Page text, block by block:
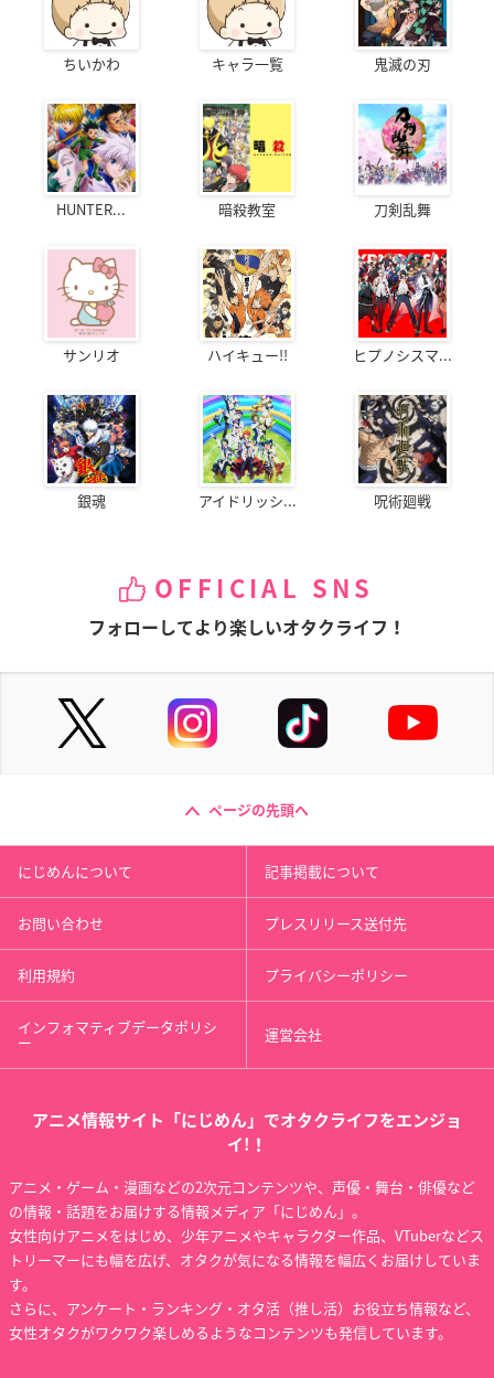
ちいかわ キャラ一覧 鬼滅の刃
HUNTER... 暗殺教室 刀剣乱舞
サンリオ ハイキュー!! ヒプノシスマ...
銀魂 アイドリッシ... 呪術廻戦
OFFICIAL SNS
フォローしてより楽しいオタクライフ！
ページの先頭へ
にじめんについて 記事掲載について
お問い合わせ プレスリリース送付先
利用規約 プライバシーポリシー
インフォマティブデータポリシ
ー 運営会社
アニメ情報サイト「にじめん」でオタクライフをエンジョ
イ!！
アニメ・ゲーム・漫画などの2次元コンテンツや、声優・舞台・俳優など
の情報・話題をお届けする情報メディア「にじめん」。
女性向けアニメをはじめ、少年アニメやキャラクター作品、VTuberなどス
トリーマーにも幅を広げ、オタクが気になる情報を幅広くお届けしていま
す。
さらに、アンケート・ランキング・オタ活（推し活）お役立ち情報など、
女性オタクがワクワク楽しめるようなコンテンツも発信しています。